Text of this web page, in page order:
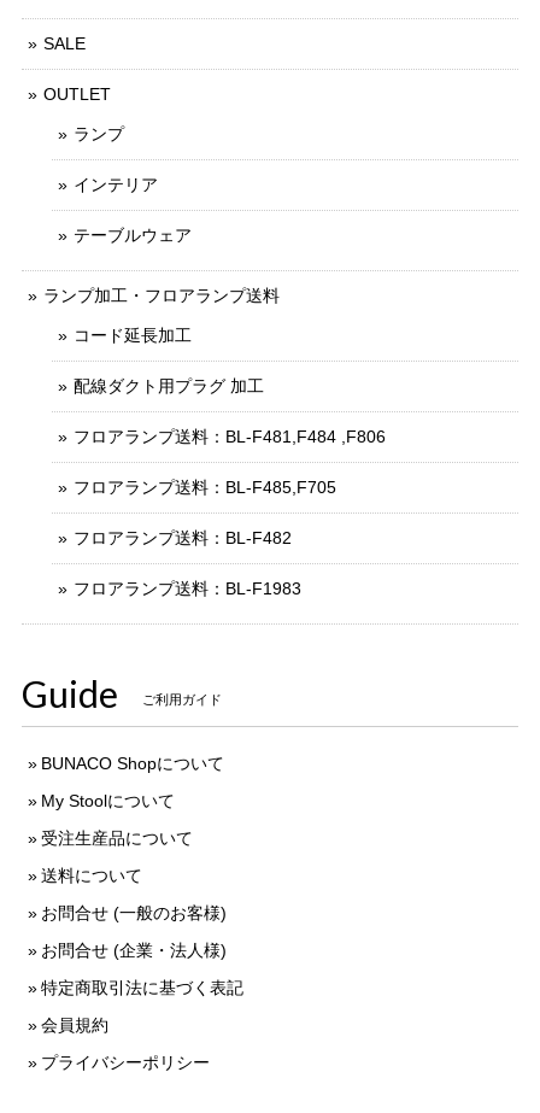
SALE
OUTLET
ランプ
インテリア
テーブルウェア
ランプ加工・フロアランプ送料
コード延長加工
配線ダクト用プラグ 加工
フロアランプ送料：BL-F481,F484 ,F806
フロアランプ送料：BL-F485,F705
フロアランプ送料：BL-F482
フロアランプ送料：BL-F1983
Guide ご利用ガイド
BUNACO Shopについて
My Stoolについて
受注生産品について
送料について
お問合せ (一般のお客様)
お問合せ (企業・法人様)
特定商取引法に基づく表記
会員規約
プライバシーポリシー